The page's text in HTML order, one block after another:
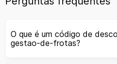
O que é um código de
gestao-de-frotas?